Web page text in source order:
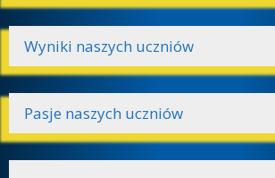
Wyniki naszych uczniów
Pasje naszych uczniów